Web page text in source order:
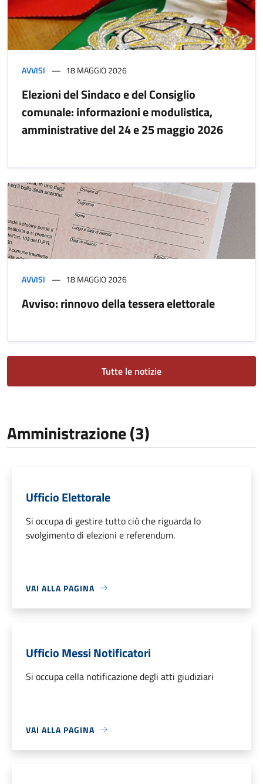
AVVISI 18 MAGGIO 2026
Elezioni del Sindaco e del Consiglio
comunale: informazioni e modulistica,
amministrative del 24 e 25 maggio 2026
AVVISI 18 MAGGIO 2026
Avviso: rinnovo della tessera elettorale
Tutte le notizie
Amministrazione (3)
Ufficio Elettorale
Si occupa di gestire tutto ciò che riguarda lo
svolgimento di elezioni e referendum.
VAI ALLA PAGINA
Ufficio Messi Notificatori
Si occupa cella notificazione degli atti giudiziari
VAI ALLA PAGINA